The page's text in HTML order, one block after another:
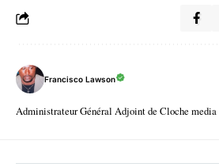
Francisco Lawson
Administrateur Général Adjoint de Cloche media